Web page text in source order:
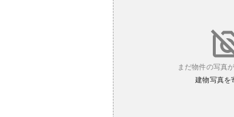
まだ物件の写真
建物写真を